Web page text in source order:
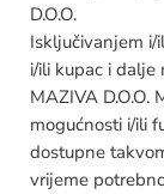
D.O.O.
Isključivanjem
i/ili kupac i dalje
MAZIVA
mogućnosti i/ili
dostupne
vrijeme